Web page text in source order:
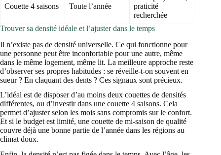
Couette 4 saisons Toute l’année
praticité
recherchée
Trouver sa densité idéale et l’ajuster dans le temps
Il n’existe pas de densité universelle. Ce qui fonctionne pour
une personne peut être inconfortable pour une autre, même
dans le même logement, même lit. La meilleure approche reste
d’observer ses propres habitudes : se réveille-t-on souvent en
sueur ? En claquant des dents ? Ces signaux sont précieux.
L’idéal est de disposer d’au moins deux couettes de densités
différentes, ou d’investir dans une couette 4 saisons. Cela
permet d’ajuster selon les mois sans compromis sur le confort.
Et si le budget est limité, une couette de mi-saison de qualité
couvre déjà une bonne partie de l’année dans les régions au
climat doux.